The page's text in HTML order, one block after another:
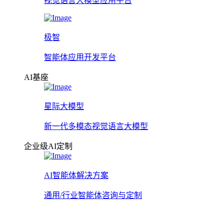
极智
智能体应用开发平台
AI基座
星际大模型
新一代多模态视觉语言大模型
企业级AI定制
AI智能体解决方案
通用/行业智能体咨询与定制